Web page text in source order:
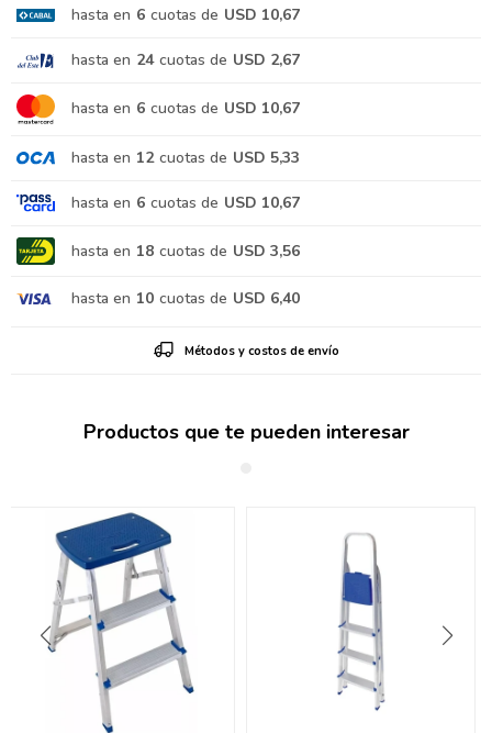
hasta en 6 cuotas de USD 10,67
hasta en 24 cuotas de USD 2,67
hasta en 6 cuotas de USD 10,67
hasta en 12 cuotas de USD 5,33
hasta en 6 cuotas de USD 10,67
hasta en 18 cuotas de USD 3,56
hasta en 10 cuotas de USD 6,40
Métodos y costos de envío
Productos que te pueden interesar